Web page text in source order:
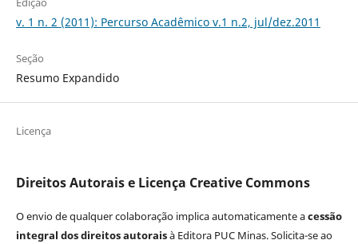
v. 1 n. 2 (2011): Percurso Acadêmico v.1 n.2, jul/dez.2011
Seção
Resumo Expandido
Licença
Direitos Autorais e Licença Creative Commons
O envio de qualquer colaboração implica automaticamente acessão
integral dos direitos autoraisà Editora PUC Minas. Solicita-se ao